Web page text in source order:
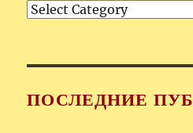
Рубрики
ПОСЛЕДНИЕ